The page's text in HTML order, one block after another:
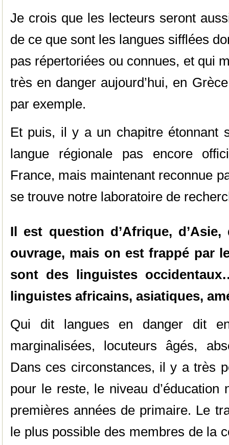
Je crois que les lecteurs seront
de ce que sont les langues sifflées
pas répertoriées ou connues, et qui
très en danger aujourd’hui, en
par exemple.
Et puis, il y a un chapitre étonnant
langue régionale pas encore
France, mais maintenant reconnue
se trouve notre laboratoire de
Il est question d’Afrique,
ouvrage, mais on est frappé par
sont des linguistes
linguistes africains, asiatiques,
Qui dit langues en danger dit
marginalisées, locuteurs âgés,
Dans ces circonstances, il y a très
pour le reste, le niveau d’éducation
premières années de primaire. Le
le plus possible des membres de la